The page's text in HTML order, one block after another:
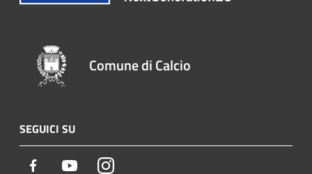
Comune di Calcio
SEGUICI SU
Facebook YoutubeInstagram